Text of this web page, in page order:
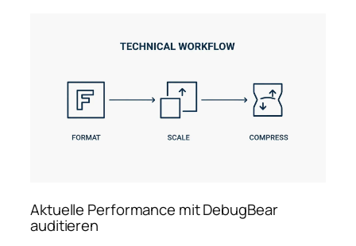
Aktuelle Performance mit DebugBear
auditieren